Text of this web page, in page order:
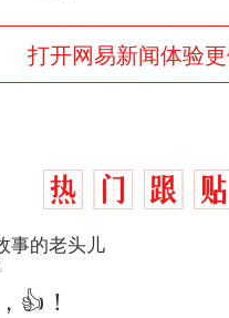
打开网易新闻体验
事的老头儿
👍！